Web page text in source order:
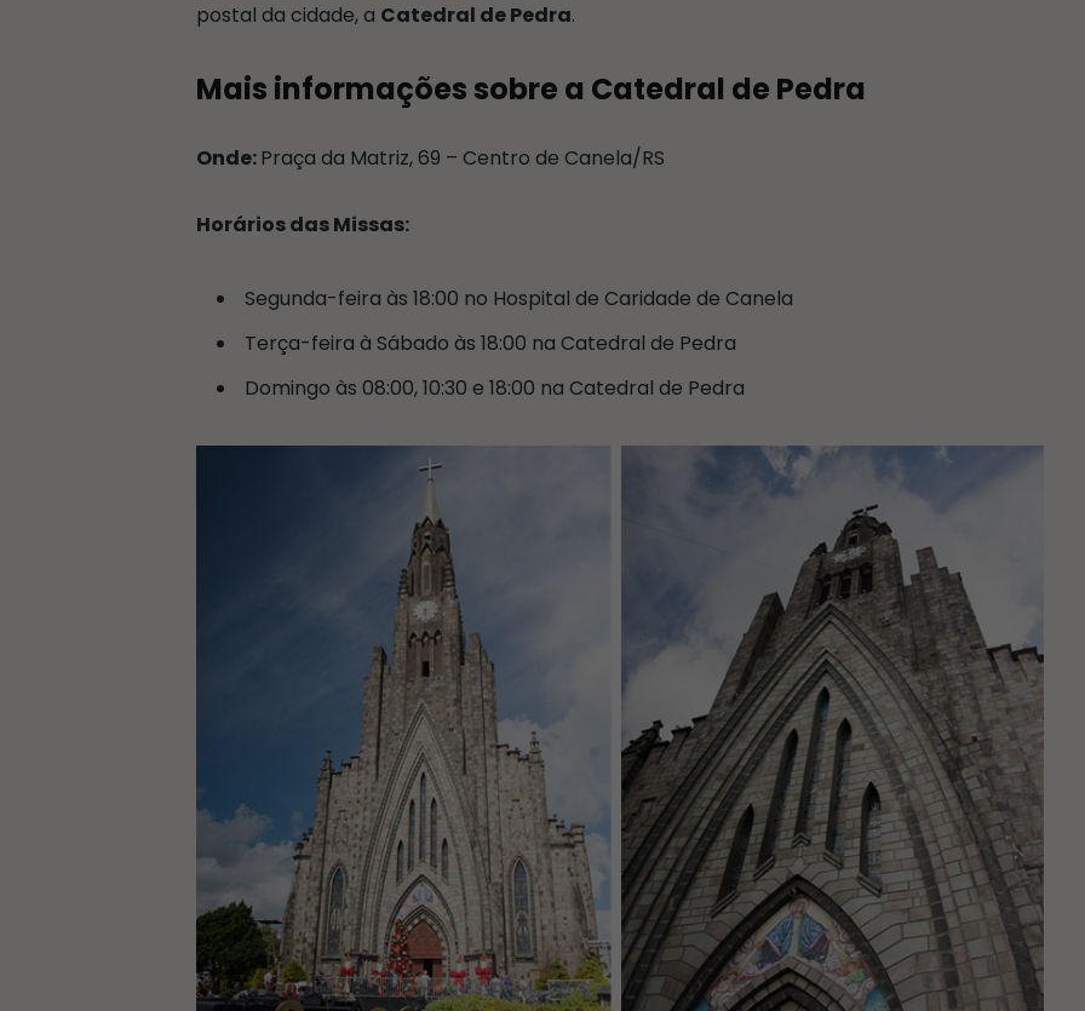
postal da cidade, a Catedral de Pedra.
Mais informações sobre a Catedral de Pedra
Onde:Praça da Matriz, 69 – Centro de Canela/RS
Horários das Missas:
Segunda-feira às 18:00 no Hospital de Caridade de Canela
Terça-feira à Sábado às 18:00 na Catedral de Pedra
Domingo às 08:00, 10:30 e 18:00 na Catedral de Pedra